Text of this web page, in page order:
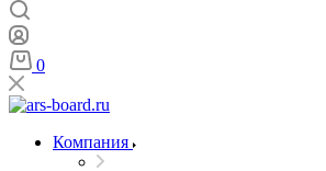
0
Компания